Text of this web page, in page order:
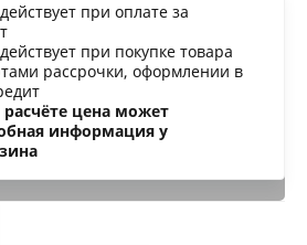
при оплате за
при покупке товара
рассрочки, оформлении в
цена может
информация у